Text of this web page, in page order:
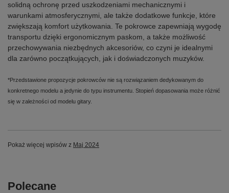
solidną ochronę przed uszkodzeniami mechanicznymi i
warunkami atmosferycznymi, ale także dodatkowe funkcje, które
zwiększają komfort użytkowania. Te pokrowce zapewniają wygodę
transportu dzięki ergonomicznym paskom, a także możliwość
przechowywania niezbędnych akcesoriów, co czyni je idealnymi
dla zarówno początkujących, jak i doświadczonych muzyków.
*Przedstawione propozycje pokrowców nie są rozwiązaniem dedykowanym do
konkretnego modelu a jedynie do typu instrumentu. Stopień dopasowania może różnić
się w zależności od modelu gitary.
Pokaż więcej wpisów z Maj 2024
Polecane